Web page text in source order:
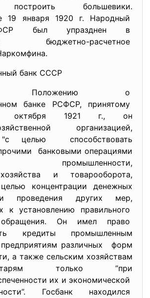
построить большевики.
19 января 1920 г. Народный
был упразднен в
бюджетно-расчетное
банк СССР
Положению о
банке РСФСР, принятому
октября 1921 г., он
организацией,
"с целью способствовать
банковыми операциями
промышленности,
хозяйства и товарооборота,
концентрации денежных
проведения других мер,
к установлению правильного
обращения. Он имел право
кредиты промышленным
различных форм
а также сельским хозяйствам
только ”при
их и экономической
Госбанк находился